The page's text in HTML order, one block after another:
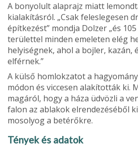
A bonyolult alaprajz miatt
kialakításról. „Csak feleslege­sen
épít­kezést” mondja Dolzer „és 105
területtel minden emeleten elég
helyiségnek, ahol a bojler, kazán,
elférnek.”
A külső homlokzatot a
módon és viccesen alakították ki.
magáról, hogy a háza üdvözli a
falon az ablakok elrendezéséből
mosolyog a betérőkre.
Tények és adatok